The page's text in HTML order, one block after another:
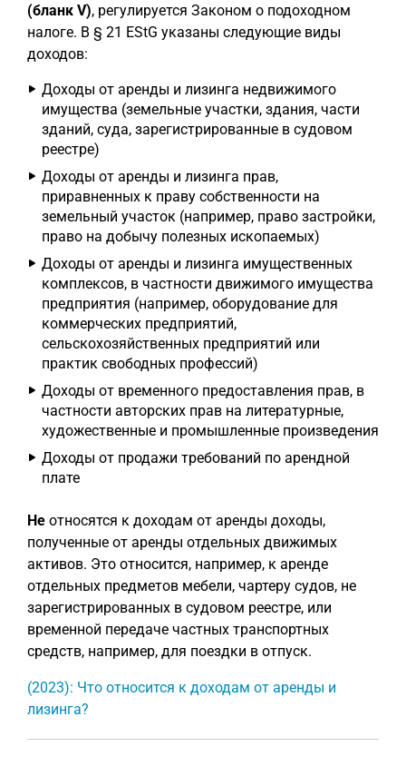
(бланк V), регулируется Законом о подоходном
налоге. В § 21 EStG указаны следующие виды
доходов:
Доходы от аренды и лизинга недвижимого
имущества (земельные участки, здания, части
зданий, суда, зарегистрированные в судовом
реестре)
Доходы от аренды и лизинга прав,
приравненных к праву собственности на
земельный участок (например, право застройки,
право на добычу полезных ископаемых)
Доходы от аренды и лизинга имущественных
комплексов, в частности движимого имущества
предприятия (например, оборудование для
коммерческих предприятий,
сельскохозяйственных предприятий или
практик свободных профессий)
Доходы от временного предоставления прав, в
частности авторских прав на литературные,
художественные и промышленные произведения
Доходы от продажи требований по арендной
плате
Не относятся к доходам от аренды доходы,
полученные от аренды отдельных движимых
активов. Это относится, например, к аренде
отдельных предметов мебели, чартеру судов, не
зарегистрированных в судовом реестре, или
временной передаче частных транспортных
средств, например, для поездки в отпуск.
(2023): Что относится к доходам от аренды и
лизинга?